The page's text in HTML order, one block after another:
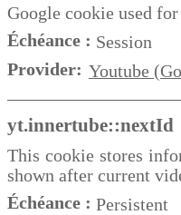
Google cookie used
Échéance : Session
Provider: Youtube
yt.innertube::nextId
This cookie stores
shown after current
Échéance : Persistent